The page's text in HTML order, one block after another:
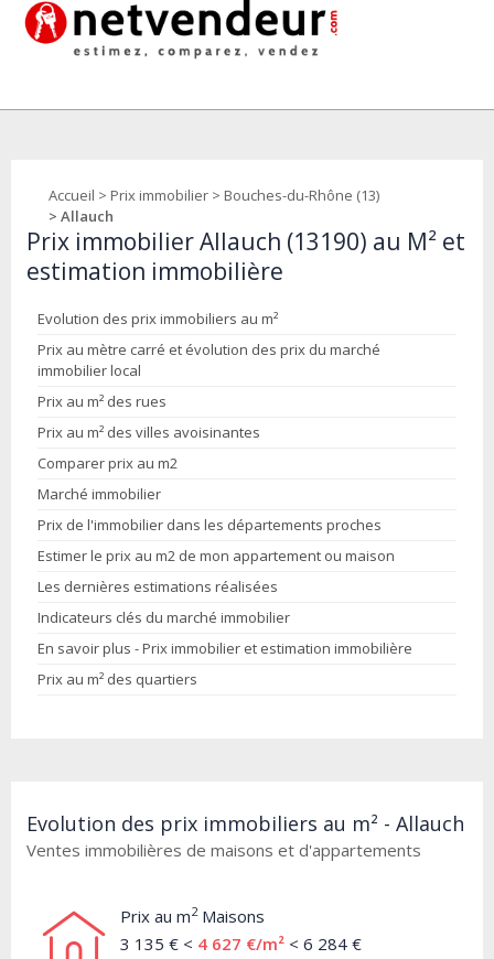
Accueil > Prix immobilier > Bouches-du-Rhône (13)
> Allauch
Prix immobilier Allauch (13190) au M² et
estimation immobilière
Evolution des prix immobiliers au m²
Prix au mètre carré et évolution des prix du marché
immobilier local
Prix au m² des rues
Prix au m² des villes avoisinantes
Comparer prix au m2
Marché immobilier
Prix de l'immobilier dans les départements proches
Estimer le prix au m2 de mon appartement ou maison
Les dernières estimations réalisées
Indicateurs clés du marché immobilier
En savoir plus - Prix immobilier et estimation immobilière
Prix au m² des quartiers
Evolution des prix immobiliers au m² - Allauch
Ventes immobilières de maisons et d'appartements
Prix au m2Maisons
3 135 € < 4 627 €/m² < 6 284 €